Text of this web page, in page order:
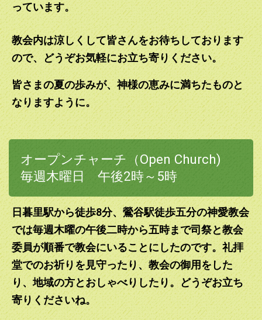
message. Please visit our church and enjoy the warmth
and hospitality of our members!
2026.01.13
【お知らせ】PC不具合のため遅れていた1月11日の「聖書の
メッセージ」を、本日アップロードいたしました。お待たせ
して申し訳ありません。ぜひご覧ください。
2026.01.07
お正月いかがお過ごしでしょうか。本年もどうぞよろしくお
願い申し上げます。 ２月１日（日）11時半～12：15まで
「いのち」です。初めての方が大歓迎ですので、どうぞいら
してください！
2025.12.17
クリスマス礼拝のご案内は記載しました。こどもクリスマス
も開催いたします。一度教会にいらしてみませんか。どなた
でもウエルカムです。たくさんのご参加お待ちしています。
2025.12.08
上田亜樹子司祭から英語でのクリスマスメッセージをアップ
しました。どうぞご覧ください。イブ礼拝と降誕日礼拝のご
参加お待ちしております。どなたでも大歓迎です。 We
have uploaded a christmas message from Reverend Ueda.
っています。
教会内は涼しくして皆さんをお待ちしております
ので、どうぞお気軽にお立ち寄りください。
皆さまの夏の歩みが、神様の恵みに満ちたものと
なりますように。
オープンチャーチ（Open Church)
毎週木曜日 午後2時～5時
日暮里駅から徒歩8分、鶯谷駅徒歩五分の神愛教会
では毎週木曜の午後二時から五時まで司祭と教会
委員が順番で教会にいることにしたのです。礼拝
堂でのお祈りを見守ったり、教会の御用をした
り、地域の方とおしゃべりしたり。どうぞお立ち
寄りくださいね。